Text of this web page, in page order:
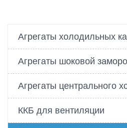
+7(727) 2-
+7(727) 2-
+7(776) 222-
+7(778)
+7(747)
Агрегаты холодильных
Агрегаты шоковой
Агрегаты центрального
ККБ для вентиляции